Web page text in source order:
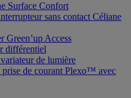
Surface Confort
sans contact Céliane
Green’up Access
différentiel
de lumière
prise de courant Plexo™ avec